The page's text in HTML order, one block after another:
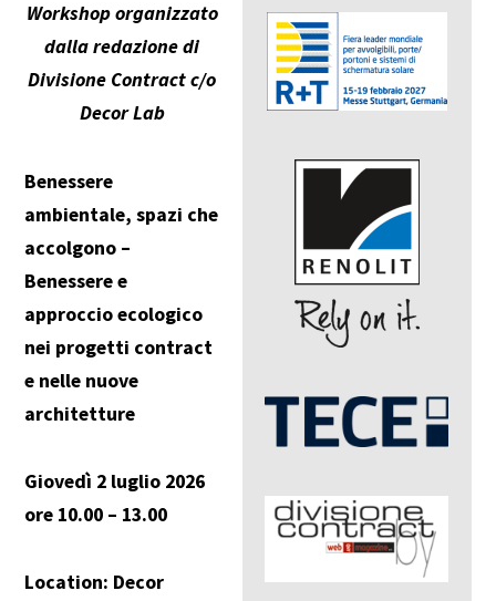
Workshop organizzato
dalla redazione di
Divisione Contract c/o
Decor Lab
Benessere
ambientale, spazi che
accolgono –
Benessere e
approccio ecologico
nei progetti contract
e nelle nuove
architetture
Giovedì 2 luglio 2026
ore 10.00 – 13.00
Location: Decor